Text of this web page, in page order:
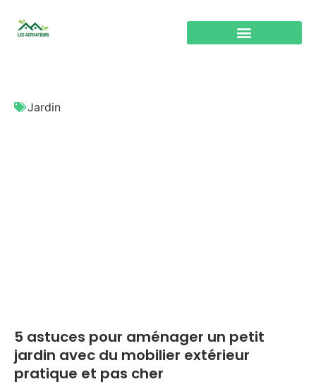
Jardin
5 astuces pour aménager un petit
jardin avec du mobilier extérieur
pratique et pas cher